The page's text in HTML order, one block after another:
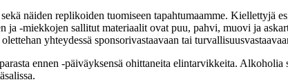
näiden replikoiden tuomiseen tapahtumaamme. Kiellettyjä
-miekkojen sallitut materiaalit ovat puu, pahvi, muovi ja
yhteydessä sponsorivastaavaan tai
ennen -päiväyksensä ohittaneita elintarvikkeita. Alkoholia